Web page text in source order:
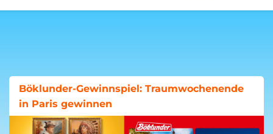
Böklunder-Gewinnspiel: Traumwochenende
in Paris gewinnen